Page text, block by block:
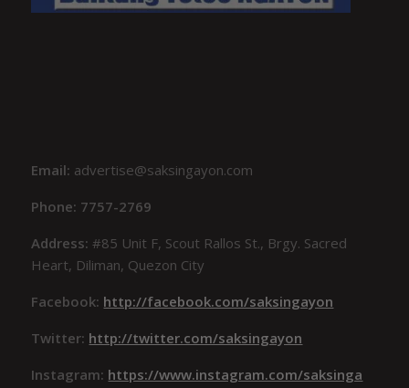
Email: advertise@saksingayon.com
Phone: 7757-2769
Address:#85 Unit F, Scout Rallos St., Brgy. Sacred
Heart, Diliman, Quezon City
Facebook: http://facebook.com/saksingayon
Twitter: http://twitter.com/saksingayon
Instagram: https://www.instagram.com/saksinga